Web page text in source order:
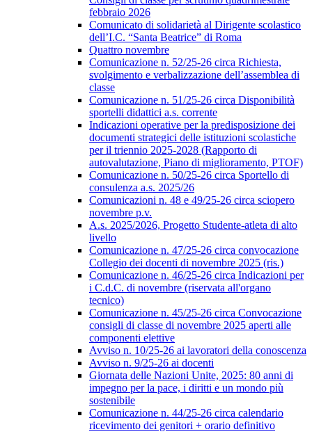
febbraio 2026
Comunicato di solidarietà al Dirigente scolastico
dell’I.C. “Santa Beatrice” di Roma
Quattro novembre
Comunicazione n. 52/25-26 circa Richiesta,
svolgimento e verbalizzazione dell’assemblea di
classe
Comunicazione n. 51/25-26 circa Disponibilità
sportelli didattici a.s. corrente
Indicazioni operative per la predisposizione dei
documenti strategici delle istituzioni scolastiche
per il triennio 2025-2028 (Rapporto di
autovalutazione, Piano di miglioramento, PTOF)
Comunicazione n. 50/25-26 circa Sportello di
consulenza a.s. 2025/26
Comunicazioni n. 48 e 49/25-26 circa sciopero
novembre p.v.
A.s. 2025/2026, Progetto Studente-atleta di alto
livello
Comunicazione n. 47/25-26 circa convocazione
Collegio dei docenti di novembre 2025 (ris.)
Comunicazione n. 46/25-26 circa Indicazioni per
i C.d.C. di novembre (riservata all'organo
tecnico)
Comunicazione n. 45/25-26 circa Convocazione
consigli di classe di novembre 2025 aperti alle
componenti elettive
Avviso n. 10/25-26 ai lavoratori della conoscenza
Avviso n. 9/25-26 ai docenti
Giornata delle Nazioni Unite, 2025: 80 anni di
impegno per la pace, i diritti e un mondo più
sostenibile
Comunicazione n. 44/25-26 circa calendario
ricevimento dei genitori + orario definitivo